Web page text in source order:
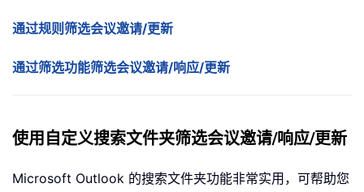
通过规则筛选会议邀请/更新
通过筛选功能筛选会议邀请/响应/更新
使用自定义搜索文件夹筛选会议邀请/响应/更新
Microsoft Outlook 的搜索文件夹功能非常实用，可帮助您